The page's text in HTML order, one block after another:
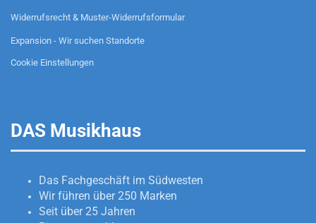
Widerrufsrecht & Muster-Widerrufsformular
Expansion - Wir suchen Standorte
Cookie Einstellungen
DAS Musikhaus
Das Fachgeschäft im Südwesten
Wir führen über 250 Marken
Seit über 25 Jahren